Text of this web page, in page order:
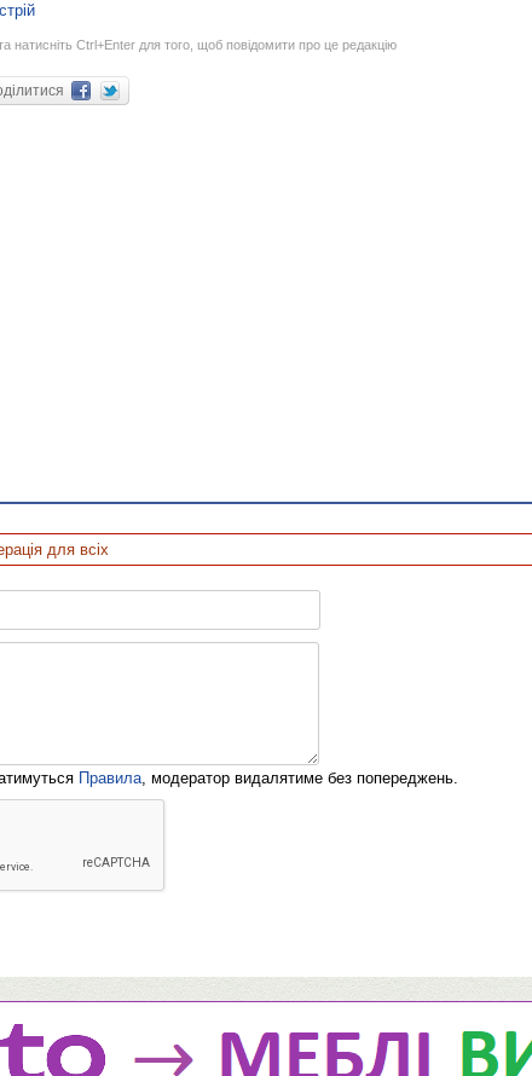
натисніть Ctrl+Enter для того, щоб повідомити про це редакцію
для всіх
Правила, модератор видалятиме без попереджень.